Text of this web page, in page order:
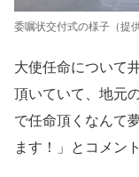
委嘱状交付式の様子（提
大使任命について
頂いていて、地元
で任命頂くなんて
ます！」とコメン